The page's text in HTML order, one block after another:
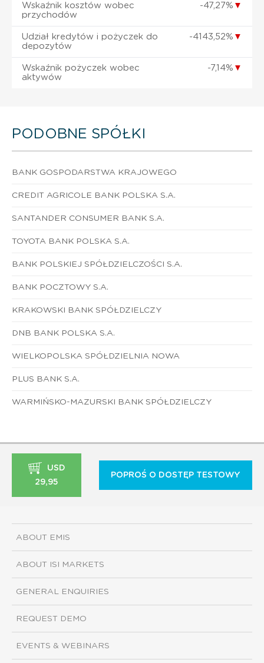
Wskaźnik kosztów wobec
przychodów
-47,27% ▼
Udział kredytów i pożyczek do
depozytów
-4143,52% ▼
Wskaźnik pożyczek wobec
aktywów
-7,14% ▼
PODOBNE SPÓŁKI
BANK GOSPODARSTWA KRAJOWEGO
CREDIT AGRICOLE BANK POLSKA S.A.
SANTANDER CONSUMER BANK S.A.
TOYOTA BANK POLSKA S.A.
BANK POLSKIEJ SPÓŁDZIELCZOŚCI S.A.
BANK POCZTOWY S.A.
KRAKOWSKI BANK SPÓŁDZIELCZY
DNB BANK POLSKA S.A.
WIELKOPOLSKA SPÓŁDZIELNIA NOWA
PLUS BANK S.A.
WARMIŃSKO-MAZURSKI BANK SPÓŁDZIELCZY
USD
29,95
POPROŚ O DOSTĘP TESTOWY
ABOUT EMIS
ABOUT ISI MARKETS
GENERAL ENQUIRIES
REQUEST DEMO
EVENTS & WEBINARS